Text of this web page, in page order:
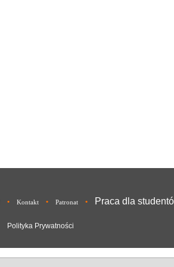
• Kontakt • Patronat • Praca dla
Polityka Prywatności